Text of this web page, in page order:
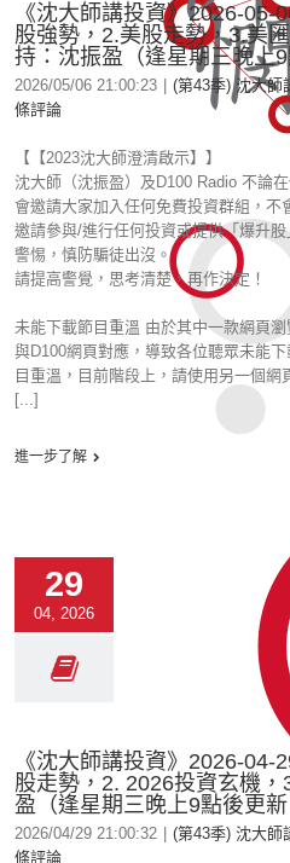
《沈大師講投資》2026-
股強勢，2.美股走勢，3.美
持：沈振盈（逢星期三晚上9
2026/05/06 21:00:23 (第43季) 沈大師
條評論
【【2023沈大師澄清啟示】】
沈大師（沈振盈）及D100 Radio 不論
會邀請大家加入任何免費投資群組，不
邀請參與/進行任何投資或提供「爆升
警惕，慎防騙徒出沒。
請提高警覺，思考清楚，再作決定！
未能下載節目重溫 由於其中一款網頁
與D100網頁對應，導致各位聽眾未能
目重溫，目前階段上，請使用另一個網
[...]
進一步了解
29
04, 2026
《沈大師講投資》2026-04-
股走勢，2. 2026投資玄機
盈（逢星期三晚上9點後更新
2026/04/29 21:00:32 (第43季) 沈大師
條評論